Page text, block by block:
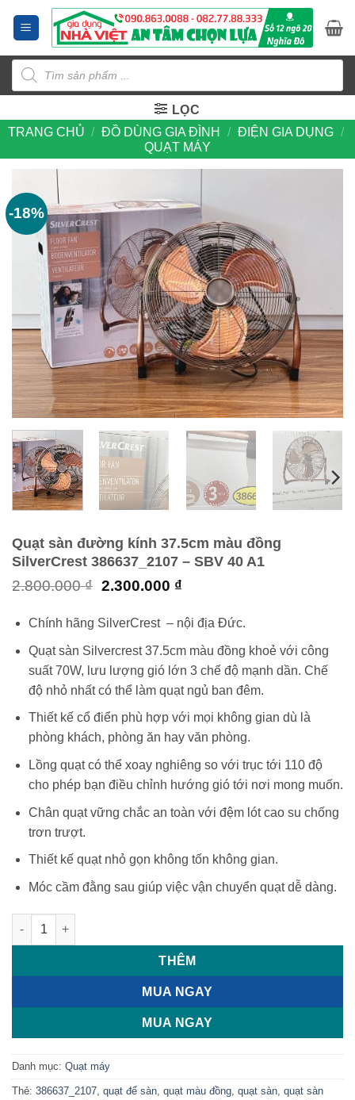
dung
Tìm
kiếm
sản
phẩm
LỌC
TRANG CHỦ / ĐỒ DÙNG GIA ĐÌNH / ĐIỆN GIA DỤNG /
QUẠT MÁY
-18%
Quạt sàn đường kính 37.5cm màu đồng
SilverCrest 386637_2107 – SBV 40 A1
2.800.000₫ Giá
là:
2.800.000 ₫.
2.300.000 ₫Giá
tại
là:
2.300.000 ₫.
Chính hãng SilverCrest – nội địa Đức.
Quạt sàn Silvercrest 37.5cm màu đồng khoẻ với công
suất 70W, lưu lượng gió lớn 3 chế độ mạnh dần. Chế
độ nhỏ nhất có thể làm quạt ngủ ban đêm.
Thiết kế cổ điển phù hợp với mọi không gian dù là
phòng khách, phòng ăn hay văn phòng.
Lồng quạt có thể xoay nghiêng so với trục tới 110 độ
cho phép bạn điều chỉnh hướng gió tới nơi mong muốn.
Chân quạt vững chắc an toàn với đệm lót cao su chống
trơn trượt.
Thiết kế quạt nhỏ gọn không tốn không gian.
Móc cầm đằng sau giúp việc vận chuyển quạt dễ dàng.
Quạt sàn đường kính 37.5cm màu đồng SilverCrest
THÊM
MUA NGAY
MUA NGAY
Danh mục: Quạt máy
Thẻ: 386637_2107, quạt để sàn, quạt màu đồng, quạt sàn, quạt sàn